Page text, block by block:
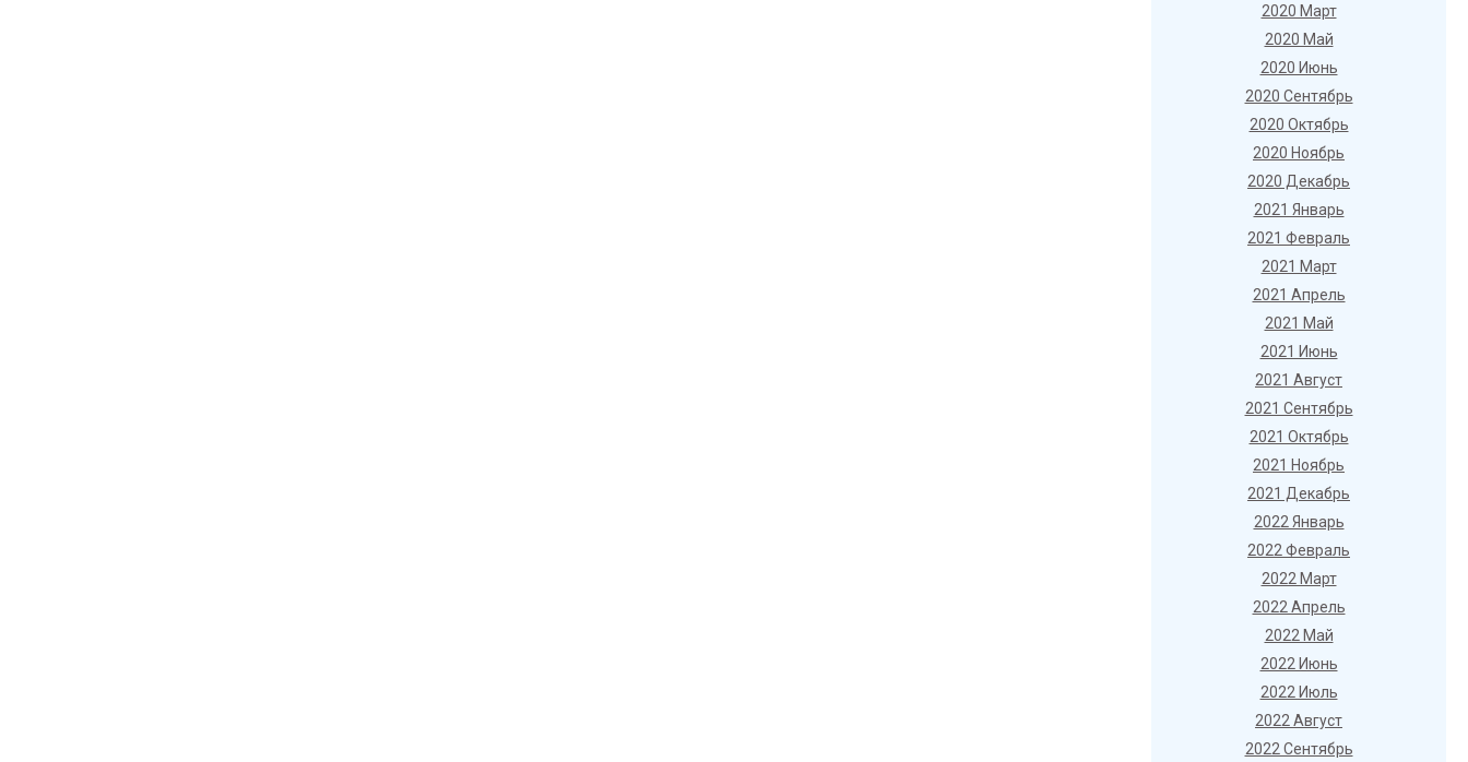
2020 Март
2020 Май
2020 Июнь
2020 Сентябрь
2020 Октябрь
2020 Ноябрь
2020 Декабрь
2021 Январь
2021 Февраль
2021 Март
2021 Апрель
2021 Май
2021 Июнь
2021 Август
2021 Сентябрь
2021 Октябрь
2021 Ноябрь
2021 Декабрь
2022 Январь
2022 Февраль
2022 Март
2022 Апрель
2022 Май
2022 Июнь
2022 Июль
2022 Август
2022 Сентябрь